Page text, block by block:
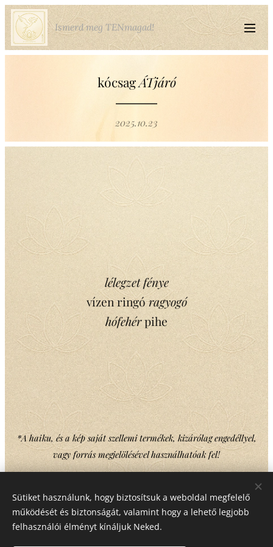
Ismerd meg TENmagad!
kócsagÁTjáró
2025.10.23
lélegzet fénye
vízen ringóragyogó
hófehérpihe
*A haiku, és a kép saját szellemi termékek, kizárólag engedéllyel,
vagy forrás megjelölésével használhatóak fel!
Share
Sütiket használunk, hogy biztosítsuk a weboldal megfelelő
működését és biztonságát, valamint hogy a lehető legjobb
felhasználói élményt kínáljuk Neked.